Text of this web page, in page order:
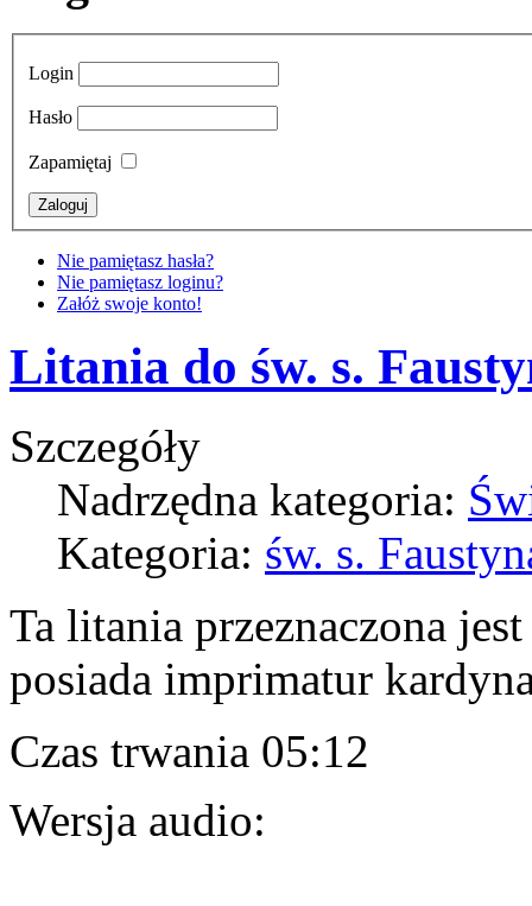
Login
Hasło
Zapamiętaj
Nie pamiętasz hasła?
Nie pamiętasz loginu?
Załóż swoje konto!
Litania do św. s.
Szczegóły
Nadrzędna kategoria:
Kategoria: św. s.
Ta litania przeznaczona
posiada imprimatur
Czas trwania 05:12
Wersja audio: